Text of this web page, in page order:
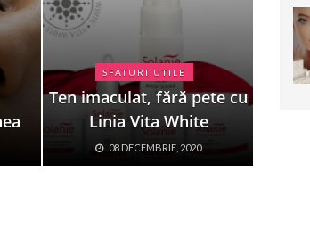
SFATURI UTILE
Ten imaculat, fără pete cu
Linia Vita White
08 DECEMBRIE, 2020